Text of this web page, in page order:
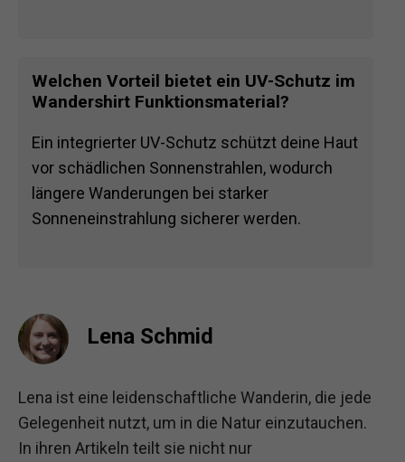
Welchen Vorteil bietet ein UV-Schutz im
Wandershirt Funktionsmaterial?
Ein integrierter UV-Schutz schützt deine Haut
vor schädlichen Sonnenstrahlen, wodurch
längere Wanderungen bei starker
Sonneneinstrahlung sicherer werden.
Lena Schmid
Lena ist eine leidenschaftliche Wanderin, die jede
Gelegenheit nutzt, um in die Natur einzutauchen.
In ihren Artikeln teilt sie nicht nur